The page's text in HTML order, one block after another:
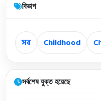
বিভাগ
সব Childhood
সর্বশেষ যুক্ত হয়েছে